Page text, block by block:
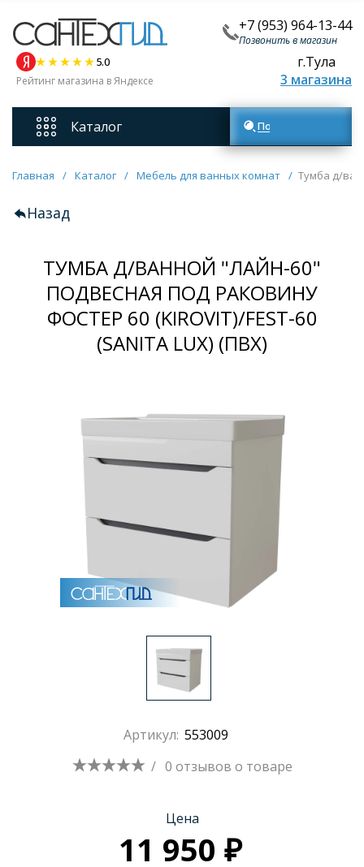
+7 (953) 964-13-44
Позвонить в магазин
5.0
Рейтинг магазина в Яндексе
г.Тула
3 магазина
Каталог
Смесители
Унитазы
Мебель для ванных комнат
Ванны
Душевые кабины
Зеркала
Душевые поддоны
Душевые уголки и ограждения
Трапы для душевых
Поиск товаров
Главная / Каталог / Мебель для ванных комнат / Тумба д/
Назад
ТУМБА Д/ВАННОЙ "ЛАЙН-60"
ПОДВЕСНАЯ ПОД РАКОВИНУ
ФОСТЕР 60 (KIROVIT)/FEST-60
(SANITA LUX) (ПВХ)
Артикул: 553009
/ 0 отзывов о товаре
Цена
11 950 ₽